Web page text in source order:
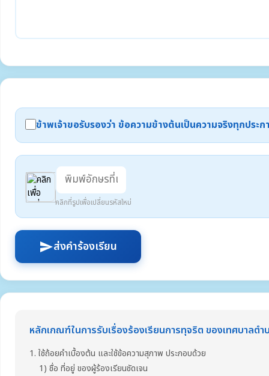
ข้าพเจ้าขอรับรองว่า ข้อความข้างต้นเป็นความจริงทุกปร
คลิกที่รูปเพื่อเปลี่ยนรหัสใหม่
sendส่งคำร้องเรียน
หลักเกณฑ์ในการรับเรื่องร้องเรียนการทุจริต ของเทศบาลต
1. ใช้ถ้อยคำเบื้องต้น และใช้ข้อความสุภาพ ประกอบด้วย
1) ชื่อ ที่อยู่ ของผู้ร้องเรียนชัดเจน